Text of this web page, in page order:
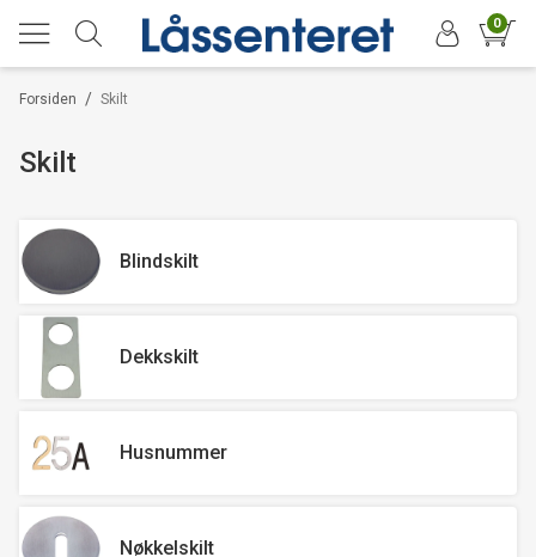
0
/
Forsiden Skilt
Skilt
Blindskilt
Dekkskilt
Husnummer
Nøkkelskilt